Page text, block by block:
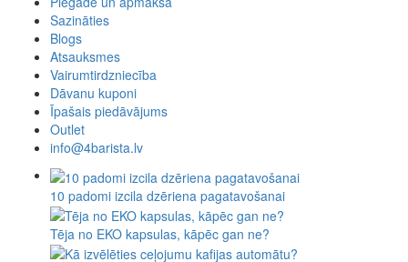
Sazināties
Blogs
Atsauksmes
Vairumtirdzniecība
Dāvanu kuponi
Īpašais piedāvājums
Outlet
info@4barista.lv
10 padomi izcila dzēriena pagatavošanai
Tēja no EKO kapsulas, kāpēc gan ne?